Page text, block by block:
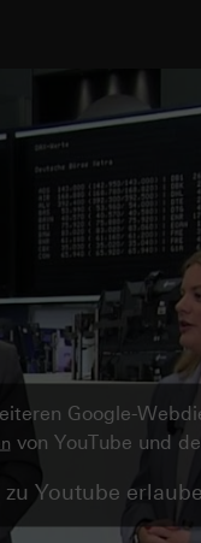
Google-
von YouTube und
Youtube